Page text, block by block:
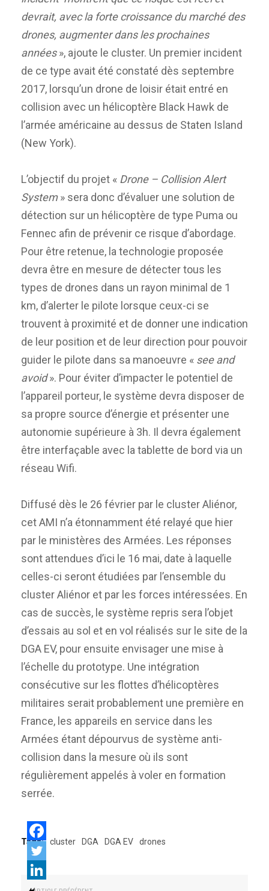
devrait, avec la forte croissance du marché des
drones, augmenter dans les prochaines
années», ajoute le cluster. Un premier incident
de ce type avait été constaté dès septembre
2017, lorsqu’un drone de loisir était entré en
collision avec un hélicoptère Black Hawk de
l’armée américaine au dessus de Staten Island
(New York).
L’objectif du projet « Drone – Collision Alert
System» sera donc d’évaluer une solution de
détection sur un hélicoptère de type Puma ou
Fennec afin de prévenir ce risque d’abordage.
Pour être retenue, la technologie proposée
devra être en mesure de détecter tous les
types de drones dans un rayon minimal de 1
km, d’alerter le pilote lorsque ceux-ci se
trouvent à proximité et de donner une indication
de leur position et de leur direction pour pouvoir
guider le pilote dans sa manoeuvre « see and
avoid». Pour éviter d’impacter le potentiel de
l’appareil porteur, le système devra disposer de
sa propre source d’énergie et présenter une
autonomie supérieure à 3h. Il devra également
être interfaçable avec la tablette de bord via un
réseau Wifi.
Diffusé dès le 26 février par le cluster Aliénor,
cet AMI n’a étonnamment été relayé que hier
par le ministères des Armées. Les réponses
sont attendues d’ici le 16 mai, date à laquelle
celles-ci seront étudiées par l’ensemble du
cluster Aliénor et par les forces intéressées. En
cas de succès, le système repris sera l’objet
d’essais au sol et en vol réalisés sur le site de la
DGA EV, pour ensuite envisager une mise à
l’échelle du prototype. Une intégration
consécutive sur les flottes d’hélicoptères
militaires serait probablement une première en
France, les appareils en service dans les
Armées étant dépourvus de système anti-
collision dans la mesure où ils sont
régulièrement appelés à voler en formation
serrée.
Tags: cluster DGA DGA EV drones